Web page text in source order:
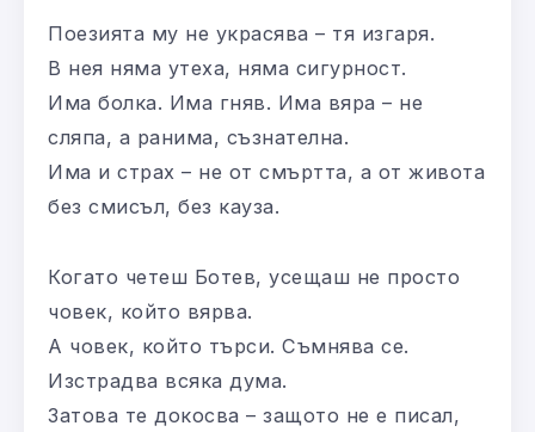
Поезията му не украсява – тя изгаря.
В нея няма утеха, няма сигурност.
Има болка. Има гняв. Има вяра – не
сляпа, а ранима, съзнателна.
Има и страх – не от смъртта, а от живота
без смисъл, без кауза.
Когато четеш Ботев, усещаш не просто
човек, който вярва.
А човек, който търси. Съмнява се.
Изстрадва всяка дума.
Затова те докосва – защото не е писал,